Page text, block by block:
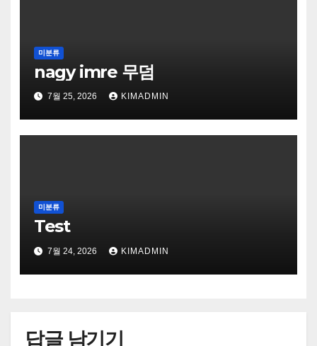
미분류
nagy imre 무덤
7월 25, 2026 KIMADMIN
미분류
Test
7월 24, 2026 KIMADMIN
답글 남기기